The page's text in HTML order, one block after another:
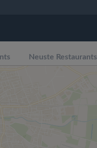
Neuste Restaurants